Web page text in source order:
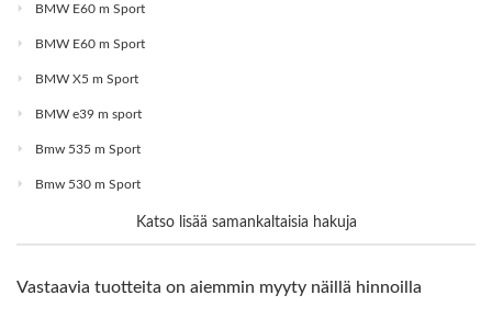
BMW E60 m Sport
BMW E60 m Sport
BMW X5 m Sport
BMW e39 m sport
Bmw 535 m Sport
Bmw 530 m Sport
Katso lisää samankaltaisia hakuja
Vastaavia tuotteita on aiemmin myyty näillä hinnoilla